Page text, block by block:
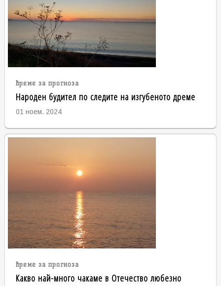
време за прогноза
Народен будител по следите на изгубеното дреме
01 ноем. 2024
време за прогноза
Какво най-много чакаме в Отечество любезно